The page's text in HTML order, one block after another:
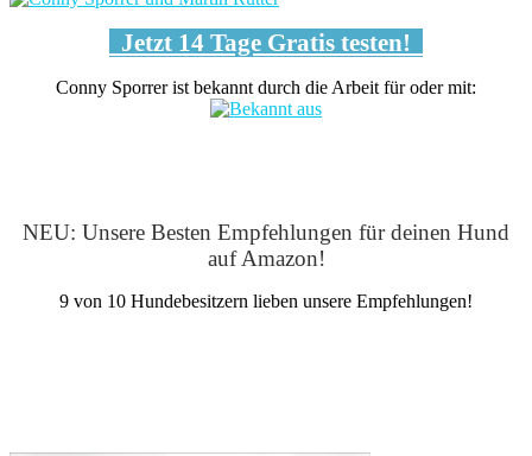
Jetzt 14 Tage Gratis testen!
Conny Sporrer ist bekannt durch die Arbeit für oder mit:
NEU: Unsere Besten Empfehlungen für deinen Hund
auf Amazon!
9 von 10 Hundebesitzern lieben unsere Empfehlungen!